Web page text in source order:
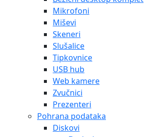
Mikrofoni
Miševi
Skeneri
Slušalice
Tipkovnice
USB hub
Web kamere
Zvučnici
Prezenteri
Pohrana podataka
Diskovi